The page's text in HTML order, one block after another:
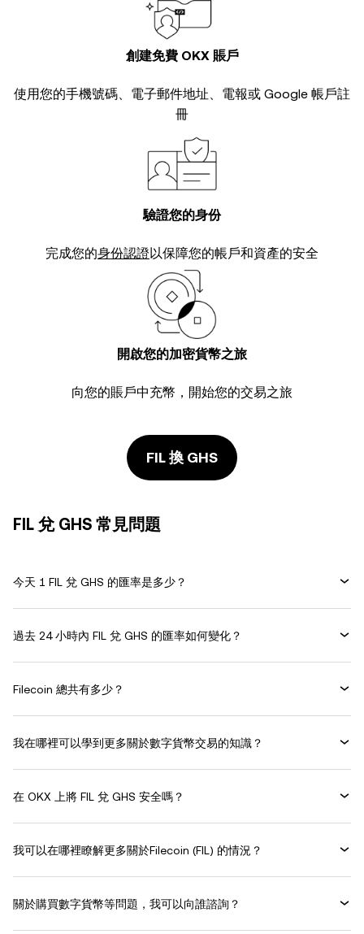
創建免費 OKX 賬戶
使用您的手機號碼、電子郵件地址、電報或 Google 帳戶註
冊
驗證您的身份
完成您的身份認證以保障您的帳戶和資產的安全
開啟您的加密貨幣之旅
向您的賬戶中充幣，開始您的交易之旅
FIL 換 GHS
FIL 兌 GHS 常見問題
今天 1 FIL 兌 GHS 的匯率是多少？
過去 24 小時內 FIL 兌 GHS 的匯率如何變化？
Filecoin 總共有多少？
我在哪裡可以學到更多關於數字貨幣交易的知識？
在 OKX 上將 FIL 兌 GHS 安全嗎？
我可以在哪裡瞭解更多關於Filecoin (FIL) 的情況？
關於購買數字貨幣等問題，我可以向誰諮詢？